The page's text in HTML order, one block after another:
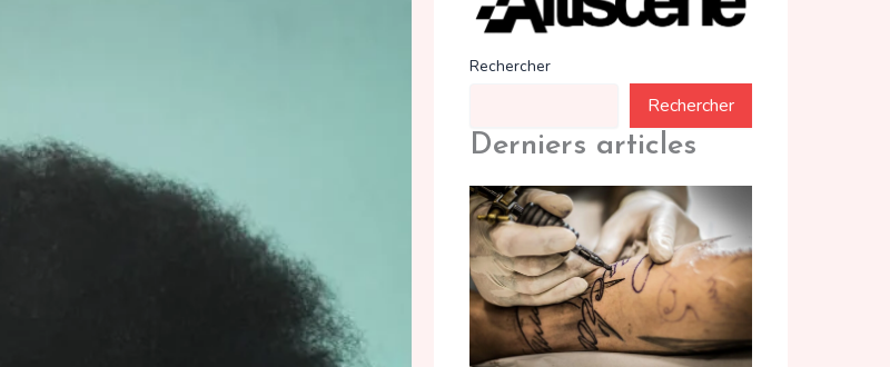
Rechercher
Rechercher
Derniers articles